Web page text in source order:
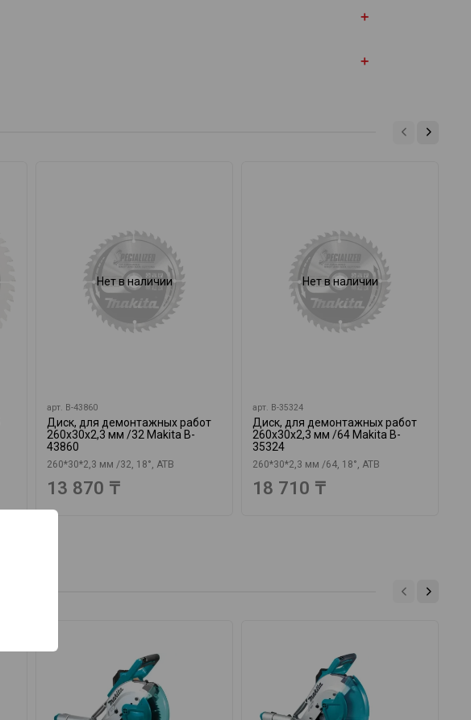
Нет в наличии
арт. B-43860
Диск, для демонтажных работ
260х30х2,3 мм /32 Makita B-
43860
260*30*2,3 мм /32, 18°, ATB
13 870 ₸
Нет в наличии
арт. B-35324
Диск, для демонтажных работ
260х30х2,3 мм /64 Makita B-
35324
260*30*2,3 мм /64, 18°, ATB
18 710 ₸